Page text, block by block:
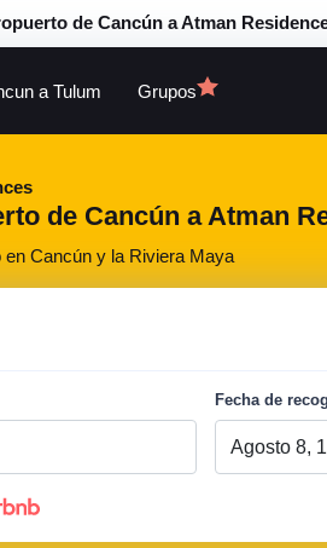
de Cancún a Atman
a Tulum Grupos
de Cancún a Atman
en Cancún y la Riviera Maya
Fecha de